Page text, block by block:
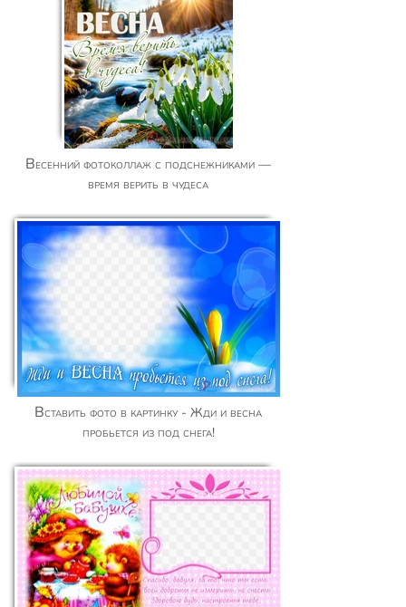
Весенний фотоколлаж с подснежниками —
время верить в чудеса
Вставить фото в картинку - Жди и весна
пробьется из под снега!